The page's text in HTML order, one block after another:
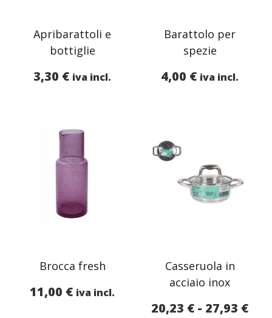
Apribarattoli e
bottiglie
3,30 € iva incl.
Barattolo per
spezie
4,00 € iva incl.
Brocca fresh
11,00 € iva incl.
Casseruola in
acciaio inox
20,23 € - 27,93 €